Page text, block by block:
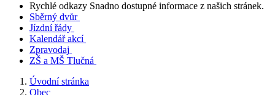
Rychlé odkazy Snadno dostupné informace z našich stránek.
Sběrný dvůr
Jízdní řády
Kalendář akcí
Zpravodaj
ZŠ a MŠ Tlučná
Úvodní stránka
Obec